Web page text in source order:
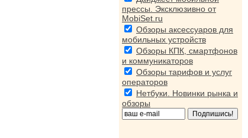
прессы. Эксклюзивно от
MobiSet.ru
Обзоры аксессуаров для
мобильных устройств
Обзоры КПК, смартфонов
и коммуникаторов
Обзоры тарифов и услуг
операторов
Нетбуки. Новинки рынка и
обзоры